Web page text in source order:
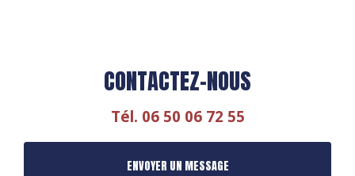
CONTACTEZ-NOUS
Tél. 06 50 06 72 55
ENVOYER UN MESSAGE